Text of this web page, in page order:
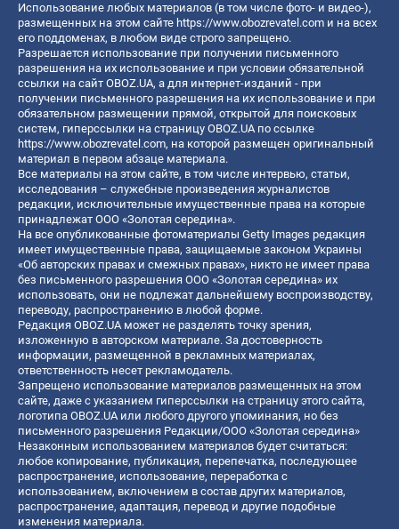
Использование любых материалов (в том числе фото- и видео-),
размещенных на этом сайте https://www.obozrevatel.com и на всех
его поддоменах, в любом виде строго запрещено.
Разрешается использование при получении письменного
разрешения на их использование и при условии обязательной
ссылки на сайт OBOZ.UA, а для интернет-изданий - при
получении письменного разрешения на их использование и при
обязательном размещении прямой, открытой для поисковых
систем, гиперссылки на страницу OBOZ.UA по ссылке
https://www.obozrevatel.com, на которой размещен оригинальный
материал в первом абзаце материала.
Все материалы на этом сайте, в том числе интервью, статьи,
исследования – служебные произведения журналистов
редакции, исключительные имущественные права на которые
принадлежат ООО «Золотая середина».
На все опубликованные фотоматериалы Getty Images редакция
имеет имущественные права, защищаемые законом Украины
«Об авторских правах и смежных правах», никто не имеет права
без письменного разрешения ООО «Золотая середина» их
использовать, они не подлежат дальнейшему воспроизводству,
переводу, распространению в любой форме.
Редакция OBOZ.UA может не разделять точку зрения,
изложенную в авторском материале. За достоверность
информации, размещенной в рекламных материалах,
ответственность несет рекламодатель.
Запрещено использование материалов размещенных на этом
сайте, даже с указанием гиперссылки на страницу этого сайта,
логотипа OBOZ.UA или любого другого упоминания, но без
письменного разрешения Редакции/ООО «Золотая середина»
Незаконным использованием материалов будет считаться:
любое копирование, публикация, перепечатка, последующее
распространение, использование, переработка с
использованием, включением в состав других материалов,
распространение, адаптация, перевод и другие подобные
изменения материала.